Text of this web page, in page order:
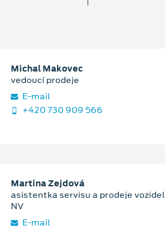
Michal Makovec
vedoucí prodeje
E‑mail
+420 730 909 566
Martina Zejdová
asistentka servisu a prodeje vozidel
NV
E‑mail